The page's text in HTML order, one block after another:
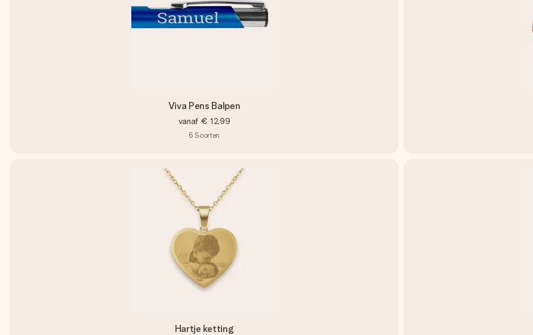
Viva Pens Balpen
vanaf € 12,99
6 Soorten
Hartje ketting